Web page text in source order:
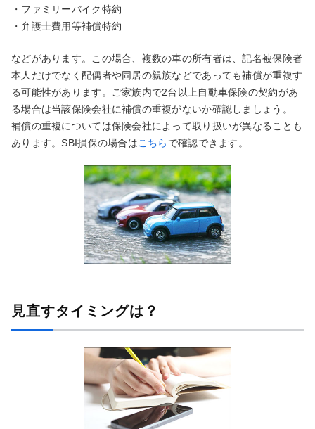
・ファミリーバイク特約
・弁護士費用等補償特約
などがあります。この場合、複数の車の所有者は、記名被保険者
本人だけでなく配偶者や同居の親族などであっても補償が重複す
る可能性があります。ご家族内で2台以上自動車保険の契約があ
る場合は当該保険会社に補償の重複がないか確認しましょう。
補償の重複については保険会社によって取り扱いが異なることも
あります。SBI損保の場合はこちら で確認できます。
見直すタイミングは？